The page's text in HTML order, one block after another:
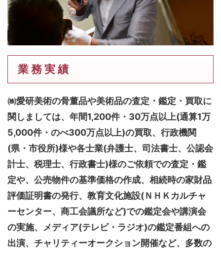
業 務 実 績
㈱愛研美術の骨董品や美術品の査定・鑑定・買取に
関しましては、 年間1,200件・30万点以上(通算1万
5,000件・のべ300万点以上)の買取、行政機関
(県・市役所)様や各士業(弁護士、司法書士、公認会
計士、税理士、行政書士)様のご依頼での査定・鑑
定や、公売物件の基準価格の作成、相続時の家財品
評価証明書の発行、教育文化施設(ＮＨＫカルチャ
ーセンター、商工会議所など)での鑑定会や講演会
の実施、メディア(テレビ・ラジオ)の鑑定番組への
出演、チャリティーオークション開催など、多数の